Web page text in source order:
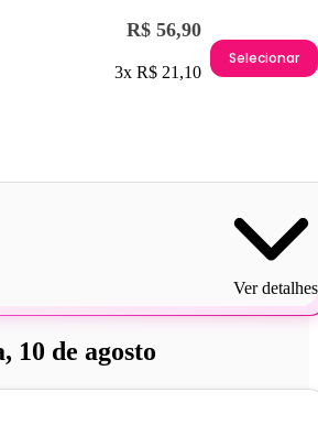
R$ 56,90
3x R$ 21,10
Selecionar
Ver detalhes
10 de agosto